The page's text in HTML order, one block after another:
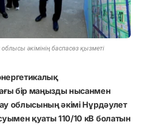
әкімінің баспасөз қызметі
бір маңызды нысанмен
облысының әкімі Нұрдәулет
қуаты 110/10 кВ болатын